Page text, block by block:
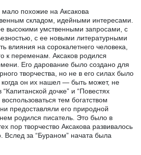
похожие на Аксакова
складом, идейными интересами.
высокими умственными запросами, с
с ее новыми литературными
влияния на сорокалетнего человека,
к переменам. Аксаков родился
Его дарование было создано для
творчества, но не в его силах было
он их нашел — быть может, не
дочке” и “Повестях
тем богатством
предоставляли его природной
родился писатель. Это было в
пор творчество Аксакова развивалось
Вслед за “Бураном” начата была